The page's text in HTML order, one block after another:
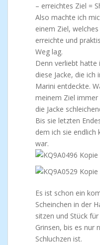
– erreichtes Ziel =
Also machte ich
einem Ziel,
erreichte und
Weg lag.
Denn verliebt hatte
diese Jacke, die ich
Marini entdeckte.
meinem Ziel
die Jacke
Bis sie letzten
dem ich sie
war.
Es ist schon ein
Scheinchen in der
sitzen und Stück
Grinsen, bis es nur
Schluchzen ist.